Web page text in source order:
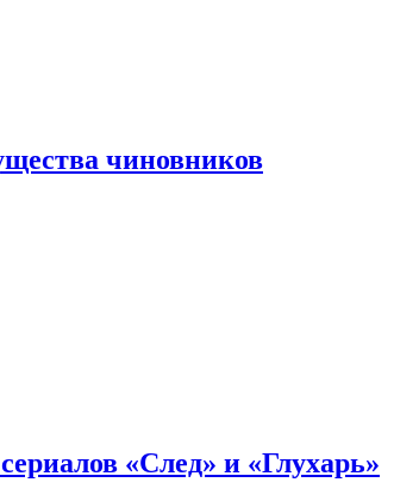
чиновников
«След» и «Глухарь»